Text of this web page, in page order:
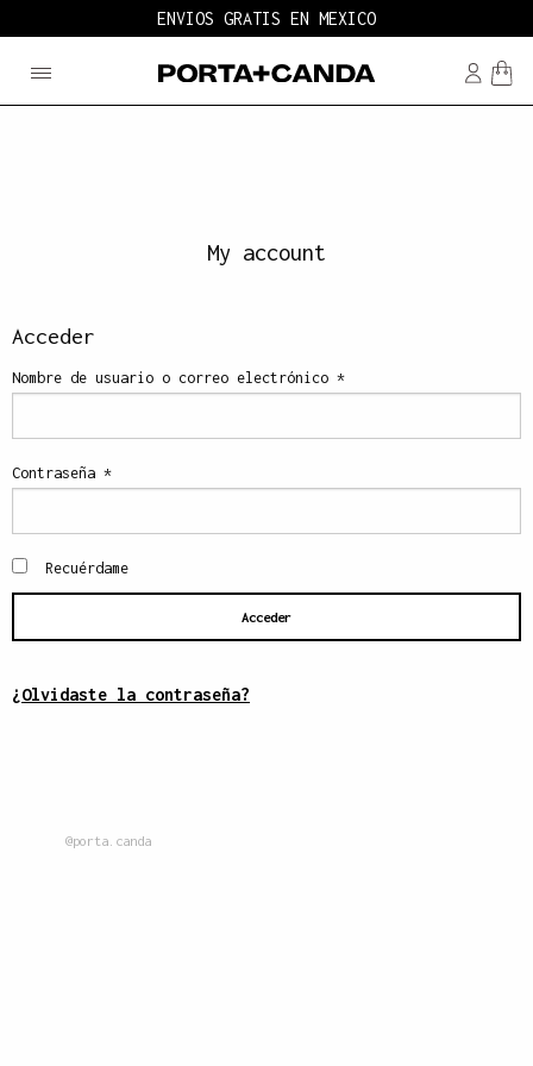
ENVIOS GRATIS EN MEXICO
@porta.canda
My account
Acceder
Nombre de usuario o correo electrónico *
Contraseña *
Recuérdame
Acceder
¿Olvidaste la contraseña?